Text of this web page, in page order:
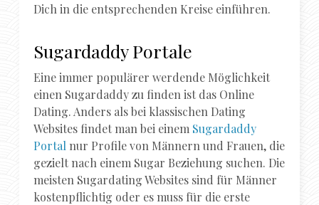
Dich in die entsprechenden Kreise einführen.
Sugardaddy Portale
Eine immer populärer werdende Möglichkeit
einen Sugardaddy zu finden ist das Online
Dating. Anders als bei klassischen Dating
Websites findet man bei einem Sugardaddy
Portal nur Profile von Männern und Frauen, die
gezielt nach einem Sugar Beziehung suchen. Die
meisten Sugardating Websites sind für Männer
kostenpflichtig oder es muss für die erste